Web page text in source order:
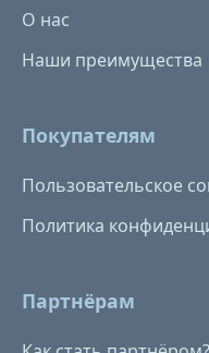
О нас
Наши преимущества
Покупателям
Пользовательское
Политика
Партнёрам